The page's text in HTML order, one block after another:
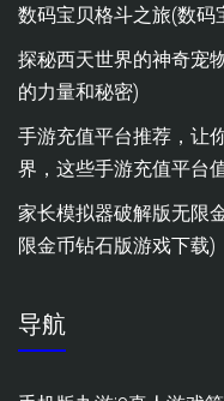
数码宝贝格斗之旅(数码
探秘西天世界的神奇宠
的力量和秘密)
手游充值平台推荐，让
界，这些手游充值平台
家长模拟器破解版无限
限金币钻石版游戏下载)
导航